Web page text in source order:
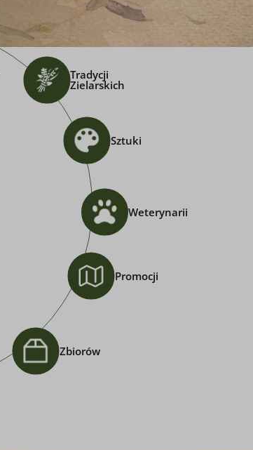
Tradycji
Zielarskich
Sztuki
Weterynarii
Promocji
Zbiorów